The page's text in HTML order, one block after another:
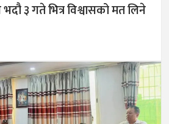
३ गते भित्र विश्वासको मत लिने